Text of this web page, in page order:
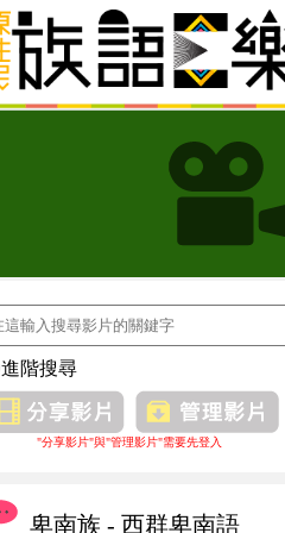
進階搜尋
"分享影片"與"管理影片"需要先登入
卑南族 - 西群卑南語